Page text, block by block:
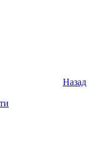
Назад